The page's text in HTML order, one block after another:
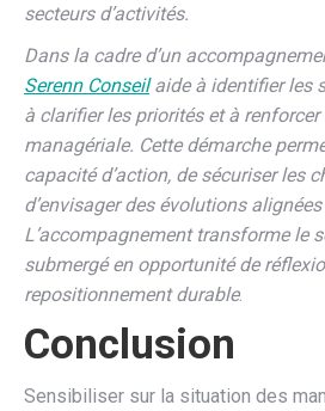
secteurs d’activités.
Dans la cadre d’un
Serenn Conseilaide à identifier les
à clarifier les priorités et à
managériale. Cette démarche
capacité d’action, de sécuriser les
d’envisager des évolutions
L’accompagnement transforme le
submergé en opportunité de
repositionnement durable.
Conclusion
Sensibiliser sur la situation des